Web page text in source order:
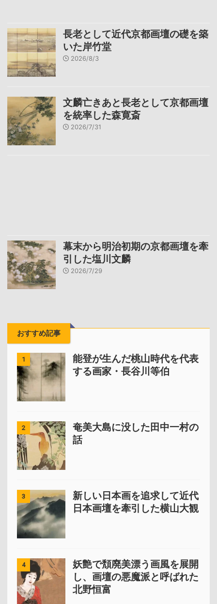
長老として近代京都画壇の礎を築
いた岸竹堂
2026/8/3
文麟亡きあと長老として京都画壇
を統率した森寛斎
2026/7/31
幕末から明治初期の京都画壇を牽
引した塩川文麟
2026/7/29
おすすめ記事
1
能登が生んだ桃山時代を代表
する画家・長谷川等伯
2
奄美大島に没した田中一村の
話
3
新しい日本画を追求して近代
日本画壇を牽引した横山大観
4
妖艶で頽廃美漂う画風を展開
し、画壇の悪魔派と呼ばれた
北野恒富